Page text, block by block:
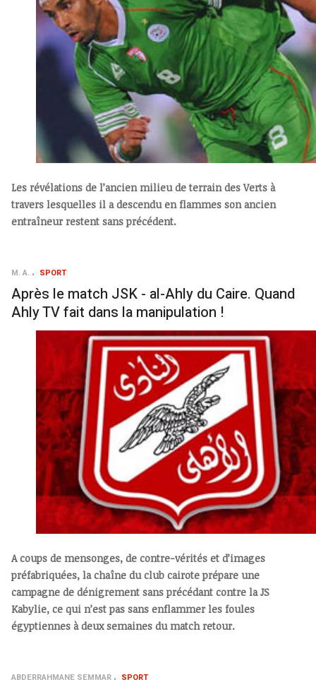
Les révélations de l’ancien milieu de terrain des Verts à
travers lesquelles il a descendu en flammes son ancien
entraîneur restent sans précédent.
M. A. SPORT
Après le match JSK - al-Ahly du Caire. Quand
Ahly TV fait dans la manipulation !
A coups de mensonges, de contre-vérités et d’images
préfabriquées, la chaîne du club cairote prépare une
campagne de dénigrement sans précédant contre la JS
Kabylie, ce qui n’est pas sans enflammer les foules
égyptiennes à deux semaines du match retour.
ABDERRAHMANE SEMMAR SPORT